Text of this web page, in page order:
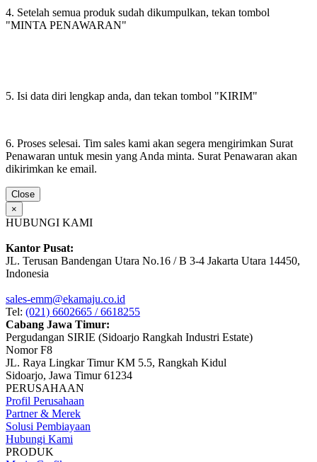
4. Setelah semua produk sudah dikumpulkan, tekan tombol
"MINTA PENAWARAN"
5. Isi data diri lengkap anda, dan tekan tombol "KIRIM"
6. Proses selesai. Tim sales kami akan segera mengirimkan Surat
Penawaran untuk mesin yang Anda minta. Surat Penawaran akan
dikirimkan ke email.
Close
×
HUBUNGI KAMI
Kantor Pusat:
JL. Terusan Bandengan Utara No.16 / B 3-4 Jakarta Utara 14450,
Indonesia
sales-emm@ekamaju.co.id
Tel: (021) 6602665 / 6618255
Cabang Jawa Timur:
Pergudangan SIRIE (Sidoarjo Rangkah Industri Estate)
Nomor F8
JL. Raya Lingkar Timur KM 5.5, Rangkah Kidul
Sidoarjo, Jawa Timur 61234
PERUSAHAAN
Profil Perusahaan
Partner & Merek
Solusi Pembiayaan
Hubungi Kami
PRODUK